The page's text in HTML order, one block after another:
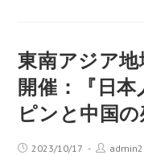
東南アジア
開催：『日
ピンと中国の
2023/10/17 admin2